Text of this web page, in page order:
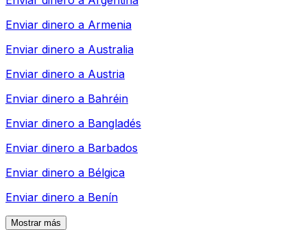
Enviar dinero a Armenia
Enviar dinero a Australia
Enviar dinero a Austria
Enviar dinero a Bahréin
Enviar dinero a Bangladés
Enviar dinero a Barbados
Enviar dinero a Bélgica
Enviar dinero a Benín
Mostrar más